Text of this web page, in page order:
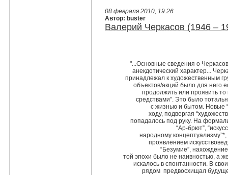
08 февраля 2010, 19:26
Автор: buster
Валерий Черкасов (1946 –
"...Основные сведения о
анекдотический характер...
принадлежал к художественным
объектов/акций было для него
продолжить или проявить
средствами”. Это было
с жизнью и бытом. Новые
ходу, подвергая
попадалось под руку. На
“Ар-брют”,
народному
проявлением
“Безумие”,
той эпохи было не наивностью, а
искалось в спонтанности. В
рядом предвосхищал